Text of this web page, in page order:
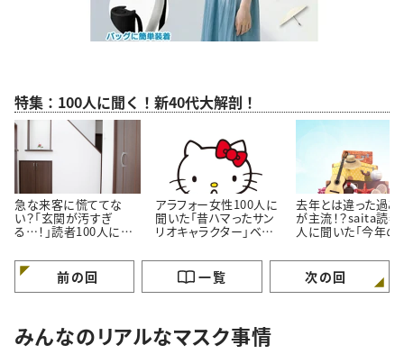
特集：100人に聞く！新40代大解剖！
急な来客に慌ててな
い？「玄関が汚すぎ
る…！」読者100人に聞
ておくコツ」3選
アラフォー女性100人に
聞いた「昔ハマったサン
リオキャラクター」ベス
ーがランクイン
去年とは違った過ご
が主流！？saita読
人に聞いた「今年の
前の回 一覧 次の回
みんなのリアルなマスク事情